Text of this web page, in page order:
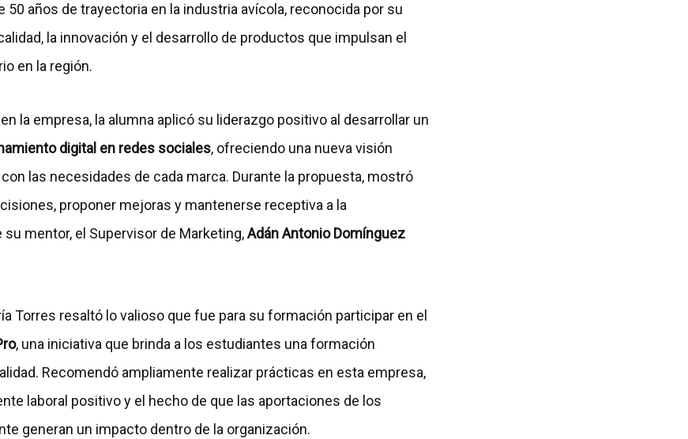
50 años de trayectoria en la industria avícola, reconocida por su
la innovación y el desarrollo de productos que impulsan el
en la región.
la empresa, la alumna aplicó su liderazgo positivo al desarrollar un
digital en redes sociales, ofreciendo una nueva visión
las necesidades de cada marca. Durante la propuesta, mostró
proponer mejoras y mantenerse receptiva a la
mentor, el Supervisor de Marketing,Adán Antonio Domínguez
Torres resaltó lo valioso que fue para su formación participar en el
, una iniciativa que brinda a los estudiantes una formación
Recomendó ampliamente realizar prácticas en esta empresa,
laboral positivo y el hecho de que las aportaciones de los
generan un impacto dentro de la organización.